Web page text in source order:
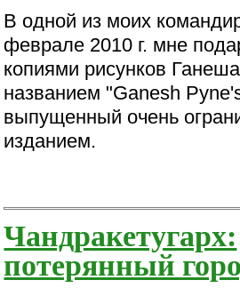
В одной из моих
феврале 2010 г. мне
копиями рисунков
названием "Ganesh
выпущенный очень
изданием.
Чандракетугарх:
потерянный